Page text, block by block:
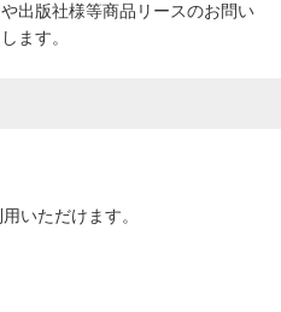
出版社様等商品リースのお問い
ます。
いただけます。